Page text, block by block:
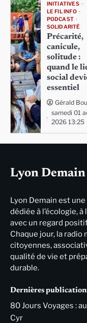
INITIATIVES
LE FIL INFO
PODCAST
SOLIDARITÉ
Précarité,
canicule,
solitude :
quand le
social
essentiel
Gérald
samedi 01
2026 13:25
Lyon Demain
Lyon Demain est
dédiée à l’écologie,
avec un regard
Chaque jour, la
citoyennes,
qualité de vie et
durable.
Dernières
80 Jours Voyages :
Cyr